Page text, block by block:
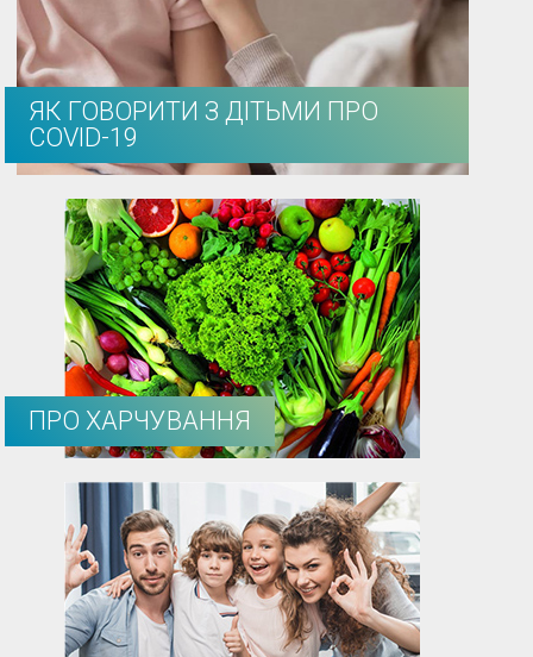
ЯК ГОВОРИТИ З ДІТЬМИ ПРО
COVID-19
ПРО ХАРЧУВАННЯ